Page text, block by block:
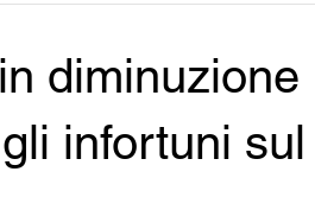
solo un minuto Modello Milano
diminuzione
infortuni